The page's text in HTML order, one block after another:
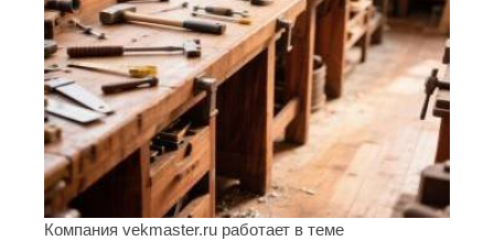
Компания vekmaster.ru работает в теме